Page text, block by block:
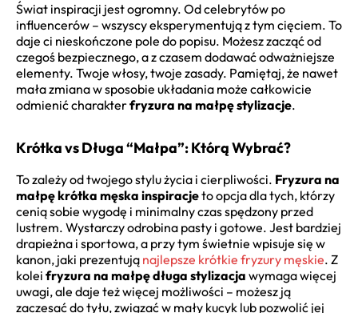
Świat inspiracji jest ogromny. Od celebrytów po
influencerów – wszyscy eksperymentują z tym cięciem. To
daje ci nieskończone pole do popisu. Możesz zacząć od
czegoś bezpiecznego, a z czasem dodawać odważniejsze
elementy. Twoje włosy, twoje zasady. Pamiętaj, że nawet
mała zmiana w sposobie układania może całkowicie
odmienić charakterfryzura na małpę stylizacje.
Krótka vs Długa “Małpa”: Którą Wybrać?
To zależy od twojego stylu życia i cierpliwości. Fryzura na
małpę krótka męska inspiracjeto opcja dla tych, którzy
cenią sobie wygodę i minimalny czas spędzony przed
lustrem. Wystarczy odrobina pasty i gotowe. Jest bardziej
drapieżna i sportowa, a przy tym świetnie wpisuje się w
kanon, jaki prezentują najlepsze krótkie fryzury męskie. Z
kolei fryzura na małpę długa stylizacja wymaga więcej
uwagi, ale daje też więcej możliwości – możesz ją
zaczesać do tyłu, związać w mały kucyk lub pozwolić jej